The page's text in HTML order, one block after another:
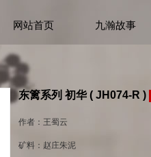
网站首页 九瀚故事
东篱系列 初华 ( JH074-R )
作者：王蜀云
矿料：赵庄朱泥